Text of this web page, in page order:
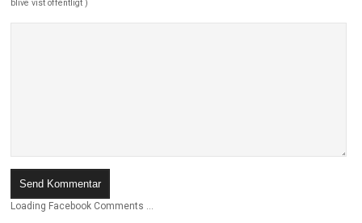
blive vist offentligt )
Loading Facebook Comments ...